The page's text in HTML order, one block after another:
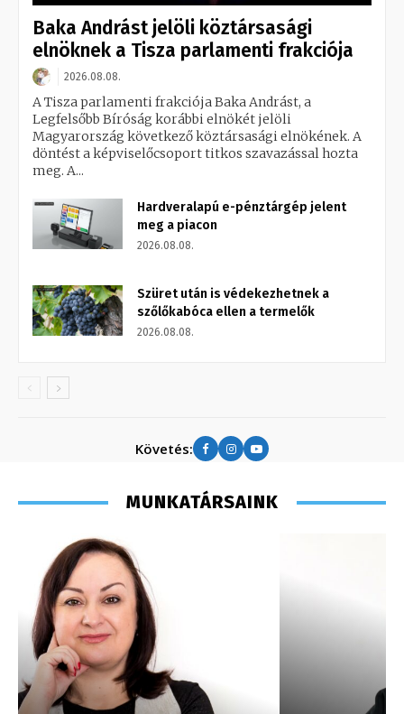
Baka Andrást jelöli köztársasági
elnöknek a Tisza parlamenti frakciója
2026.08.08.
A Tisza parlamenti frakciója Baka Andrást, a
Legfelsőbb Bíróság korábbi elnökét jelöli
Magyarország következő köztársasági elnökének. A
döntést a képviselőcsoport titkos szavazással hozta
meg. A...
Hardveralapú e-pénztárgép jelent
meg a piacon
2026.08.08.
Szüret után is védekezhetnek a
szőlőkabóca ellen a termelők
2026.08.08.
Követés:
MUNKATÁRSAINK